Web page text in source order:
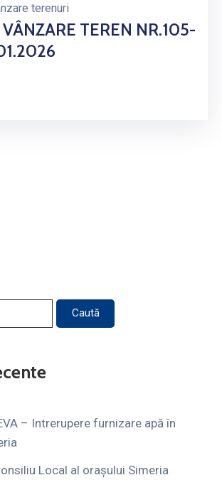
terenuri
TEREN NR.105-
– Intrerupere furnizare apă în
Local al orașului Simeria